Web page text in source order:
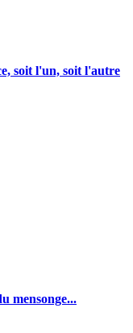
soit l'un, soit l'autre
mensonge...